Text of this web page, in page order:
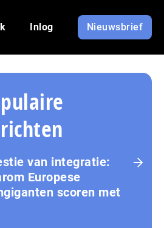
Inlog Nieuwsbrief
van integratie:
Europese
scoren met